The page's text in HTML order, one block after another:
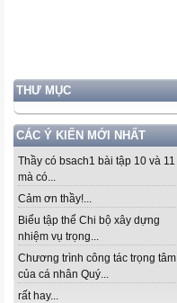
THƯ MỤC
CÁC Ý KIẾN MỚI NHẤT
Thầy có bsach1 bài tập 10 và 11
mà có...
Cảm ơn thầy!...
Biểu tập thể Chi bộ xây dựng
nhiệm vụ trọng...
Chương trình công tác trọng tâm
của cá nhân Quý...
rất hay...